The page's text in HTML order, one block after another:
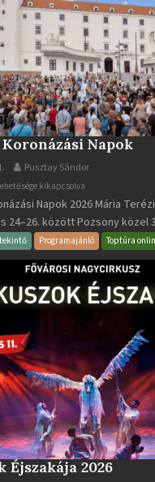
Napok
Pusztay Sándor
kikapcsolva
Napok 2026 Mária
24–26. között Pozsony közel
Programajánló Toptúra
Éjszakája 2026